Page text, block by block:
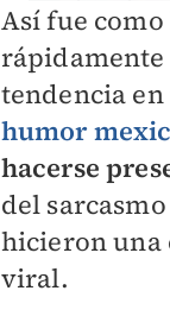
Así fue
tendencia
humor
hacerse
del
hicieron una
viral.